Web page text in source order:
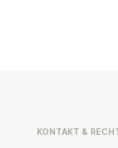
KONTAKT &